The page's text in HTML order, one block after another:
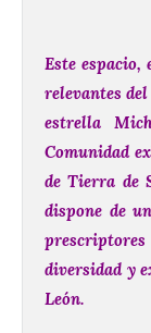
Este espacio,
relevantes
estrella
Comunidad
de Tierra de
dispone de
diversidad y
León.